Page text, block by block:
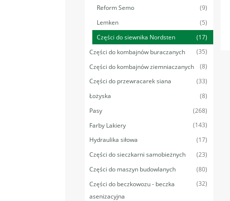
Reform Semo
(9)
Lemken
(5)
Części do siewnika Nordsten
(17)
Części do kombajnów buraczanych
(35)
Części do kombajnów ziemniaczanych
(8)
Części do przewracarek siana
(33)
Łożyska
(8)
Pasy
(268)
Farby Lakiery
(143)
Hydraulika siłowa
(17)
Części do sieczkarni samobieżnych
(23)
Części do maszyn budowlanych
(80)
Części do beczkowozu - beczka
asenizacyjna
(32)